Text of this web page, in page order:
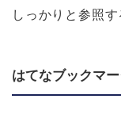
しっかりと参照す
はてなブックマ